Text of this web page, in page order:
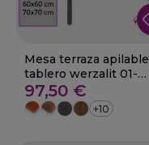
Mesa terraza apilable
tablero werzalit 01-
Aladren
97,50 €
+10